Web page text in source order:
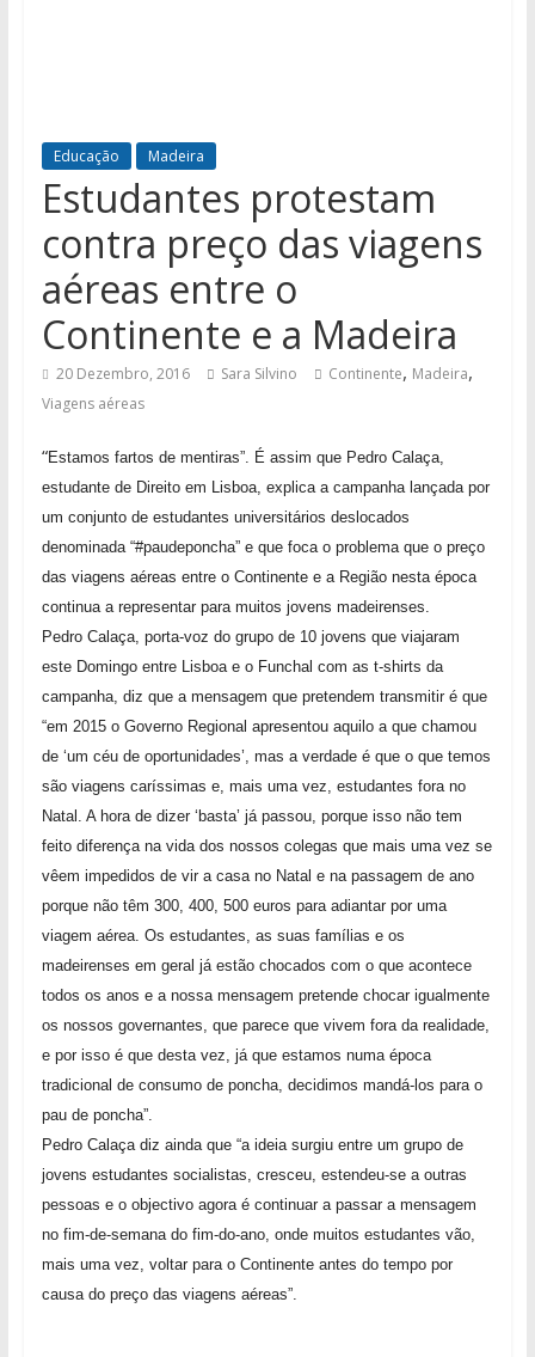
Educação Madeira
Estudantes protestam
contra preço das viagens
aéreas entre o
Continente e a Madeira
20 Dezembro, 2016 Sara Silvino Continente, Madeira,
Viagens aéreas
“Estamos fartos de mentiras”. É assim que Pedro Calaça,
estudante de Direito em Lisboa, explica a campanha lançada por
um conjunto de estudantes universitários deslocados
denominada “#paudeponcha” e que foca o problema que o preço
das viagens aéreas entre o Continente e a Região nesta época
continua a representar para muitos jovens madeirenses.
Pedro Calaça, porta-voz do grupo de 10 jovens que viajaram
este Domingo entre Lisboa e o Funchal com as t-shirts da
campanha, diz que a mensagem que pretendem transmitir é que
“em 2015 o Governo Regional apresentou aquilo a que chamou
de ‘um céu de oportunidades’, mas a verdade é que o que temos
são viagens caríssimas e, mais uma vez, estudantes fora no
Natal. A hora de dizer ‘basta’ já passou, porque isso não tem
feito diferença na vida dos nossos colegas que mais uma vez se
vêem impedidos de vir a casa no Natal e na passagem de ano
porque não têm 300, 400, 500 euros para adiantar por uma
viagem aérea. Os estudantes, as suas famílias e os
madeirenses em geral já estão chocados com o que acontece
todos os anos e a nossa mensagem pretende chocar igualmente
os nossos governantes, que parece que vivem fora da realidade,
e por isso é que desta vez, já que estamos numa época
tradicional de consumo de poncha, decidimos mandá-los para o
pau de poncha”.
Pedro Calaça diz ainda que “a ideia surgiu entre um grupo de
jovens estudantes socialistas, cresceu, estendeu-se a outras
pessoas e o objectivo agora é continuar a passar a mensagem
no fim-de-semana do fim-do-ano, onde muitos estudantes vão,
mais uma vez, voltar para o Continente antes do tempo por
causa do preço das viagens aéreas”.